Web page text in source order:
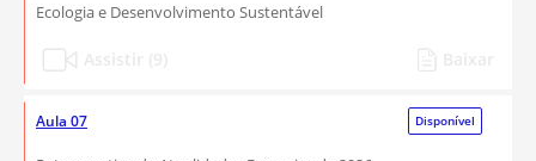
Ecologia e Desenvolvimento Sustentável
Aula 07 Disponível